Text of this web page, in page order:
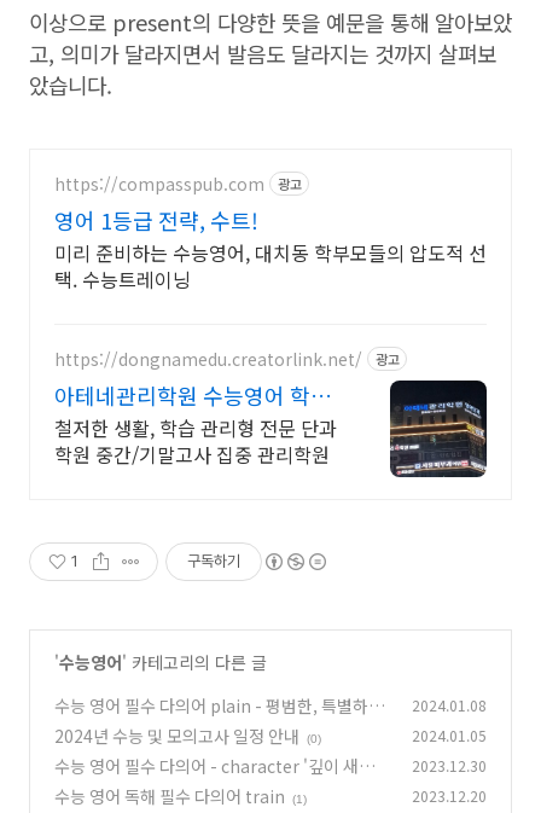
이상으로 present의 다양한 뜻을 예문을 통해 알아보았
고, 의미가 달라지면서 발음도 달라지는 것까지 살펴보
았습니다.
https://compasspub.com 광고
영어 1등급 전략, 수트!
미리 준비하는 수능영어, 대치동 학부모들의 압도적 선
택. 수능트레이닝
https://dongnamedu.creatorlink.net/ 광고
아테네관리학원 수능영어 학습
관리형 전문 단과 학원
철저한 생활, 학습 관리형 전문 단과
학원 중간/기말고사 집중 관리학원
1 구독하기
'수능영어' 카테고리의 다른 글
수능 영어 필수 다의어 plain - 평범한, 특별하지
않은
(0)
2024.01.08
2024년 수능 및 모의고사 일정 안내 (0) 2024.01.05
수능 영어 필수 다의어 - character '깊이 새겨진
것' (0)
2023.12.30
수능 영어 독해 필수 다의어 train (1) 2023.12.20